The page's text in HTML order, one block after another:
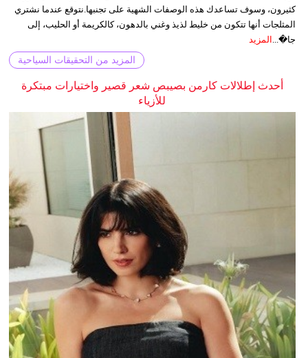
كثيرون، وسوف تساعدك هذه الوصفات الشهية على تجنبها.نتوقع عندما نشتري
المثلجات أنها تتكون من خليط لذيذ وغني بالدهون، كالكريمة أو الحليب، إلى
جا�... المزيد
المزيد من التحقيقات السياحية
أحدث إطلالات كارمن بصيبص شعر قصير واختيارات مبتكرة
للأزياء